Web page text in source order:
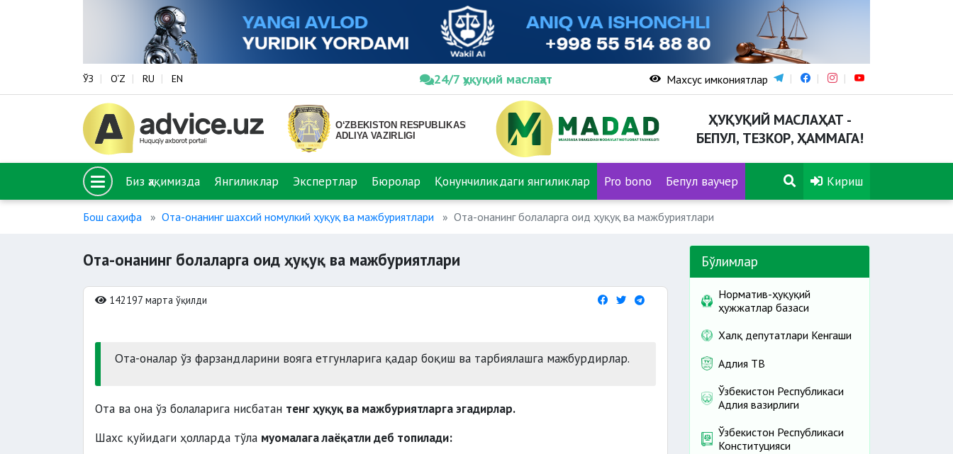
ЎЗ O‘Z RU EN 24/7 ҳуқуқий маслаҳат Махсус имкониятлар
ҲУҚУҚИЙ МАСЛАҲАТ -
БЕПУЛ, ТЕЗКОР, ҲАММАГА!
Биз ҳақимизда Янгиликлар Экспертлар Бюролар Қонунчиликдаги янгиликлар Pro bono Бепул ваучер Кириш
Бош саҳифа Ота-онанинг шахсий номулкий ҳуқуқ ва мажбуриятлари Ота-онанинг болаларга оид ҳуқуқ ва мажбуриятлари
Ота-онанинг болаларга оид ҳуқуқ ва мажбуриятлари
142197 марта ўқилди
Ота-оналар ўз фарзандларини вояга етгунларига қадар боқиш ва тарбиялашга мажбурдирлар.
Ота ва она ўз болаларига нисбатан тенг ҳуқуқ ва мажбуриятларга эгадирлар.
Шахс қуйидаги ҳолларда тўла муомалага лаёқатли деб топилади:
Бўлимлар
Норматив-ҳуқуқий
ҳужжатлар базаси
Халқ депутатлари Кенгаши
Адлия ТВ
Ўзбекистон Республикаси
Адлия вазирлиги
Ўзбекистон Республикаси
Конституцияси